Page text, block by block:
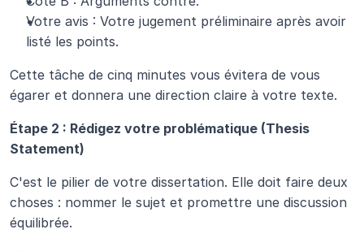
Votre avis : Votre jugement préliminaire après avoir
listé les points.
Cette tâche de cinq minutes vous évitera de vous
égarer et donnera une direction claire à votre texte.
Étape 2 : Rédigez votre problématique (Thesis
Statement)
C'est le pilier de votre dissertation. Elle doit faire deux
choses : nommer le sujet et promettre une discussion
équilibrée.